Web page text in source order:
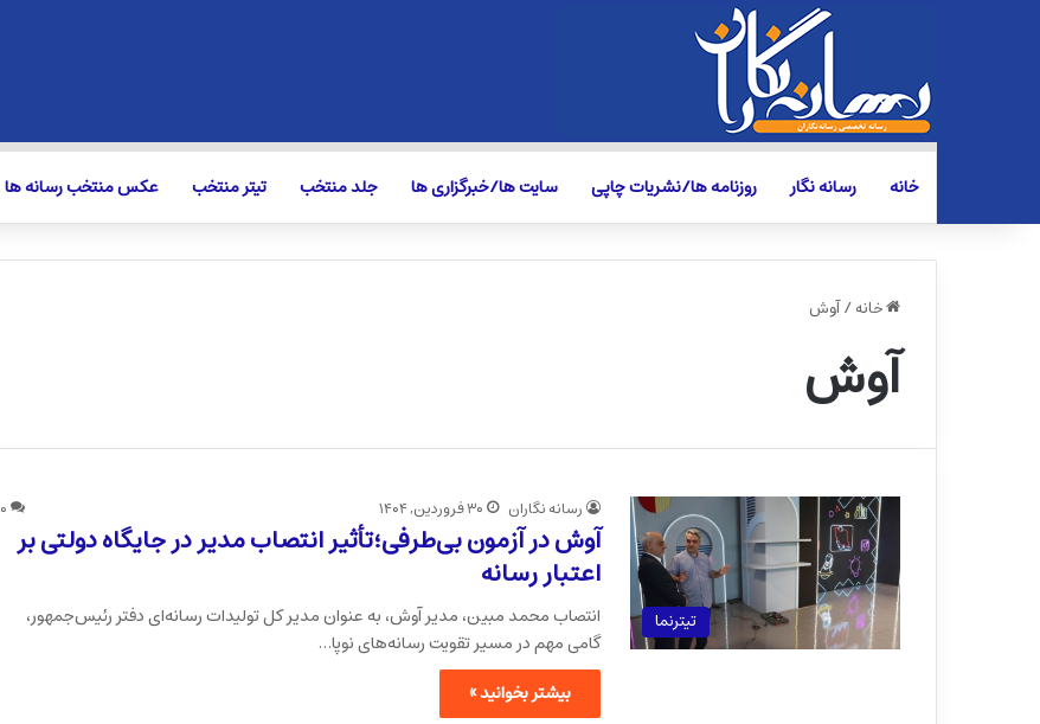
خانه رسانه نگار روزنامه ها/نشریات چاپی سایت ها/خبرگزاری ها جلد منتخب تیتر منتخب عکس منتخب رسانه ها
خانه/آوش
آوش
تیترنما
رسانه نگاران ۳۰ فروردین, ۱۴۰۴ ۰
آوش در آزمون بی‌طرفی؛تأثیر انتصاب مدیر در جایگاه دولتی بر
اعتبار رسانه
انتصاب محمد مبین، مدیر آوش، به عنوان مدیر کل تولیدات رسانه‌ای دفتر رئیس‌جمهور،
گامی مهم در مسیر تقویت رسانه‌های نوپا…
بیشتر بخوانید »